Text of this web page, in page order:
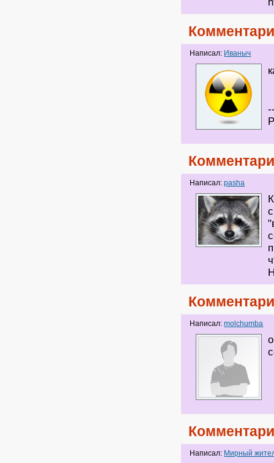
Написал: Иваныч
Написал:pasha
Написал:molchumba
Написал: Мирный